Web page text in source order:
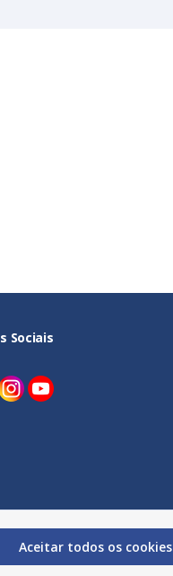
Sociais
Aceitar todos os cookies